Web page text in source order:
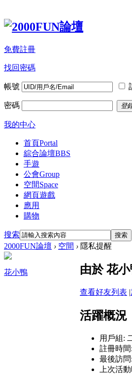
免費註冊
找回密碼
帳號
密碼 登
我的中心
首頁Portal
綜合論壇BBS
手遊
公會Group
空間Space
網頁遊戲
應用
購物
搜索 搜索
2000FUN論壇 › 空間 › 隱私提醒
花小鴨 由於 花
查看好友列表 |
活躍概況
用戶組:
註冊時間
最後訪問
上次活